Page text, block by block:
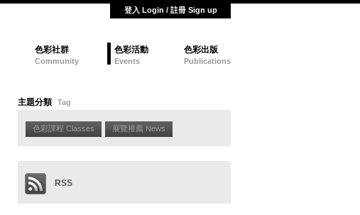
登入 Login / 註冊 Sign up
色彩社群
Community
色彩活動
Events
色彩出版
Publications
主題分類 Tag
色彩課程 Classes 展覽推薦 News
RSS